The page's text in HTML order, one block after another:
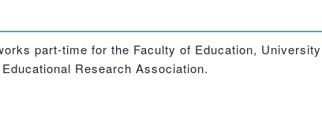
part-time for the Faculty of Education,
Research Association.